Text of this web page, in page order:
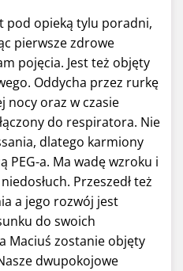
pod opieką tylu poradni,
pierwsze zdrowe
pojęcia. Jest też objęty
Oddycha przez rurkę
nocy oraz w czasie
do respiratora. Nie
dlatego karmiony
PEG-a. Ma wadę wzroku i
Przeszedł też
a jego rozwój jest
do swoich
Maciuś zostanie objęty
dwupokojowe